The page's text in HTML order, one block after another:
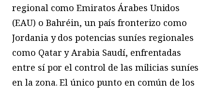
regional como Emiratos Árabes Unidos
(EAU) o Bahréin, un país fronterizo como
Jordania y dos potencias suníes regionales
como Qatar y Arabia Saudí, enfrentadas
entre sí por el control de las milicias suníes
en la zona. El único punto en común de los